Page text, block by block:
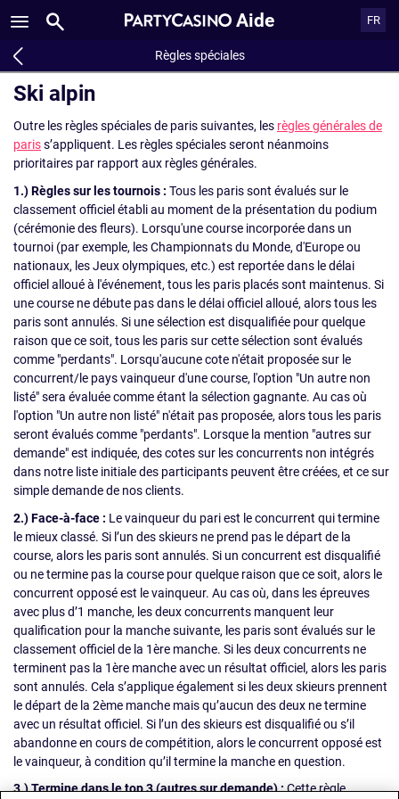
Aide FR
Règles spéciales
Ski alpin
Outre les règles spéciales de paris suivantes, les règles générales de
pariss’appliquent. Les règles spéciales seront néanmoins
prioritaires par rapport aux règles générales.
1.) Règles sur les tournois : Tous les paris sont évalués sur le
classement officiel établi au moment de la présentation du podium
(cérémonie des fleurs). Lorsqu'une course incorporée dans un
tournoi (par exemple, les Championnats du Monde, d'Europe ou
nationaux, les Jeux olympiques, etc.) est reportée dans le délai
officiel alloué à l'événement, tous les paris placés sont maintenus. Si
une course ne débute pas dans le délai officiel alloué, alors tous les
paris sont annulés. Si une sélection est disqualifiée pour quelque
raison que ce soit, tous les paris sur cette sélection sont évalués
comme "perdants". Lorsqu'aucune cote n'était proposée sur le
concurrent/le pays vainqueur d'une course, l'option "Un autre non
listé" sera évaluée comme étant la sélection gagnante. Au cas où
l'option "Un autre non listé" n'était pas proposée, alors tous les paris
seront évalués comme "perdants". Lorsque la mention "autres sur
demande" est indiquée, des cotes sur les concurrents non intégrés
dans notre liste initiale des participants peuvent être créées, et ce sur
simple demande de nos clients.
2.) Face-à-face : Le vainqueur du pari est le concurrent qui termine
le mieux classé. Si l’un des skieurs ne prend pas le départ de la
course, alors les paris sont annulés. Si un concurrent est disqualifié
ou ne termine pas la course pour quelque raison que ce soit, alors le
concurrent opposé est le vainqueur. Au cas où, dans les épreuves
avec plus d’1 manche, les deux concurrents manquent leur
qualification pour la manche suivante, les paris sont évalués sur le
classement officiel de la 1ère manche. Si les deux concurrents ne
terminent pas la 1ère manche avec un résultat officiel, alors les paris
sont annulés. Cela s’applique également si les deux skieurs prennent
le départ de la 2ème manche mais qu’aucun des deux ne termine
avec un résultat officiel. Si l’un des skieurs est disqualifié ou s’il
abandonne en cours de compétition, alors le concurrent opposé est
le vainqueur, à condition qu’il termine la manche en question.
3.) Termine dans le top 3 (autres sur demande) :Cette règle